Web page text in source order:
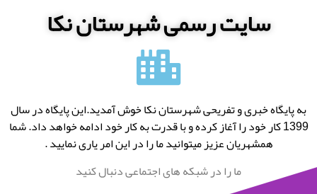
سایت رسمی شهرستان نکا
به پایگاه خبری و تفریحی شهرستان نکا خوش آمدید.این پایگاه در سال
1399 کار خود را آغاز کرده و با قدرت به کار خود ادامه خواهد داد. شما
همشهریان عزیز میتوانید ما را در این امر یاری نمایید .
ما را در شبکه های اجتماعی دنبال کنید